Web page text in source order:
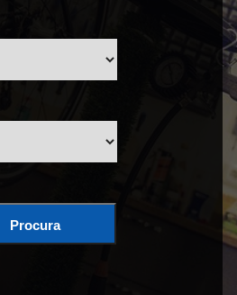
Procura